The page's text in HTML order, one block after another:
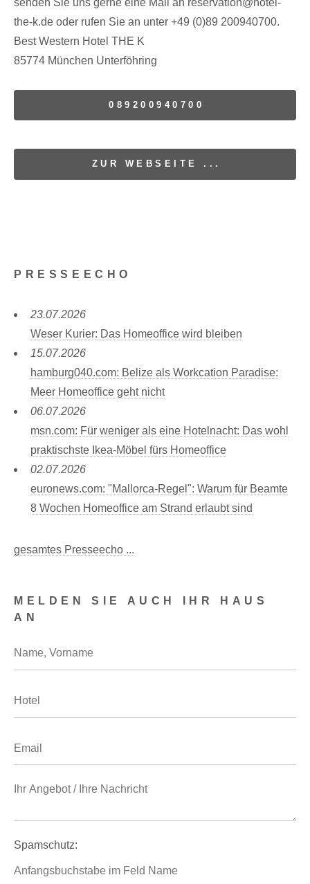
the-k.de oder rufen Sie an unter +49 (0)89 200940700.
Best Western Hotel THE K
85774 München Unterföhring
089200940700
ZUR WEBSEITE ...
MELDEN SIE AUCH IHR HAUS
AN
Spamschutz:
PRESSEECHO
23.07.2026
Weser Kurier: Das Homeoffice wird bleiben
15.07.2026
hamburg040.com: Belize als Workcation Paradise:
Meer Homeoffice geht nicht
06.07.2026
msn.com: Für weniger als eine Hotelnacht: Das wohl
praktischste Ikea-Möbel fürs Homeoffice
02.07.2026
euronews.com: "Mallorca-Regel": Warum für Beamte
8 Wochen Homeoffice am Strand erlaubt sind
gesamtes Presseecho ...